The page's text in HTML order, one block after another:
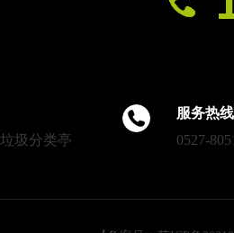
圾分类亭
服务热线
0527-